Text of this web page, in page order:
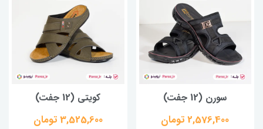
سورن (12 جفت)
2,576,400 تومان
کویتی (12 جفت)
3,525,600 تومان